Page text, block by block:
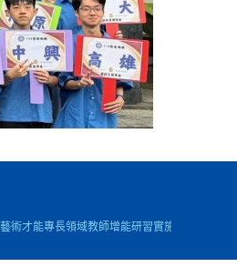
才能專長領域教師增能研習實施計畫」，